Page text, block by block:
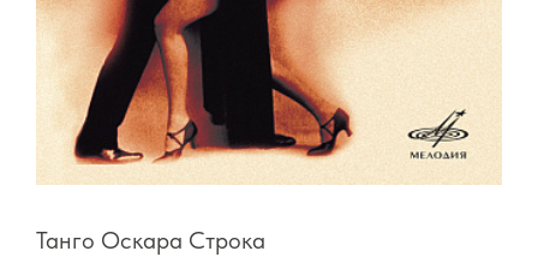
Танго Оскара Строка